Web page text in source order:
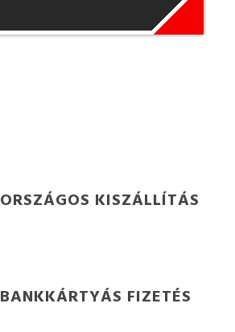
ORSZÁGOS KISZÁLLÍTÁS
BANKKÁRTYÁS FIZETÉS